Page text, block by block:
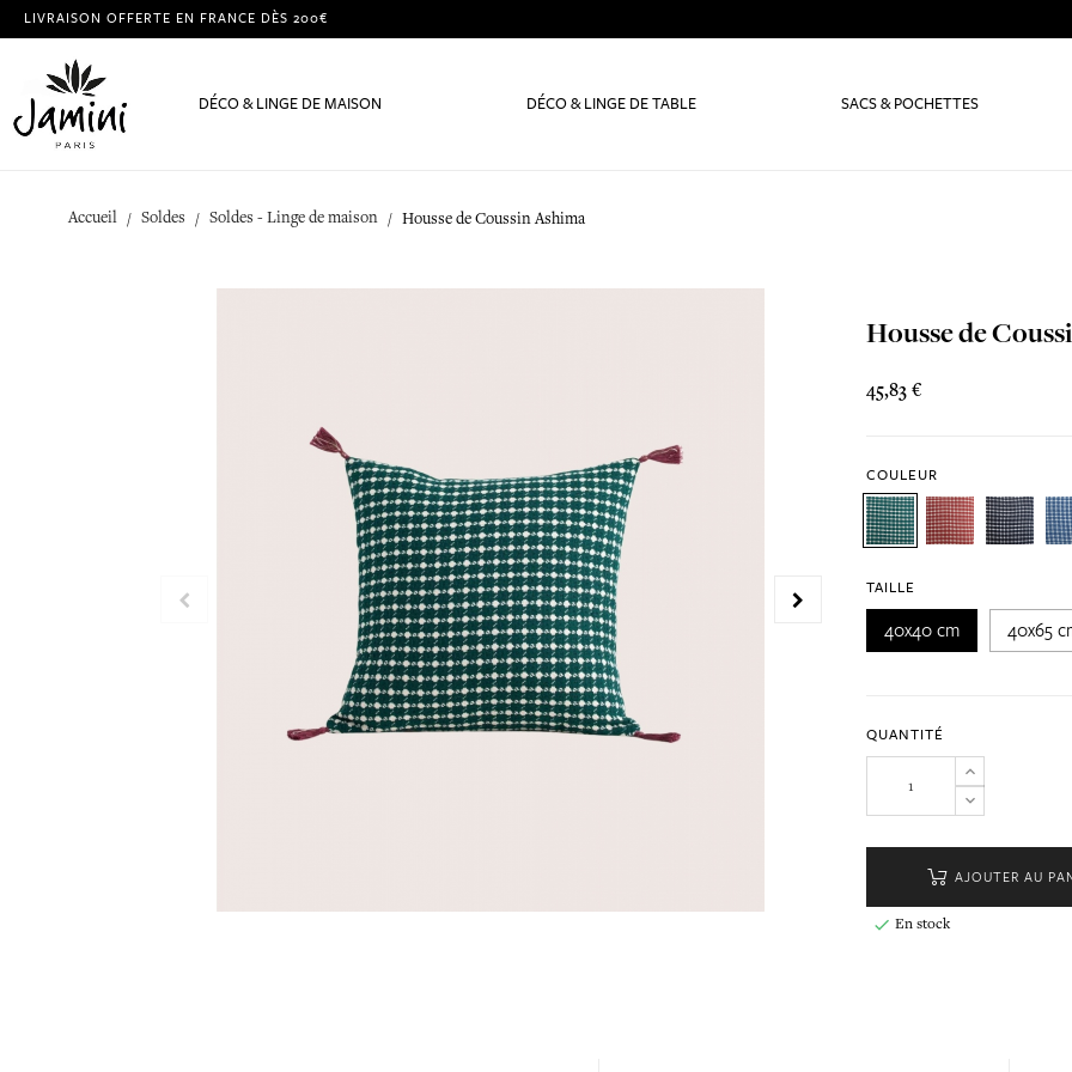
LIVRAISON OFFERTE EN FRANCE DÈS 200€
DÉCO & LINGE DE MAISON DÉCO & LINGE DE TABLE SACS & POCHETTES
Accueil Soldes Soldes - Linge de maison Housse de Coussin Ashima
Housse de
45,83 €
COULEUR
TAILLE
40x40 cm 40x65
QUANTITÉ
AJOUTER AU
 En stock